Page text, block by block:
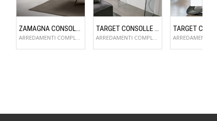
ZAMAGNA CONSOLLE FLAME
ARREDAMENTI COMPLEMENTI D'ARREDO
TARGET CONSOLLE CLIP
ARREDAMENTI COMPLEMENTI D'ARREDO